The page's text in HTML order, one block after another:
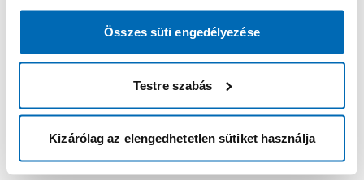
Összes süti engedélyezése
Testre szabás
Kizárólag az elengedhetetlen sütiket használja